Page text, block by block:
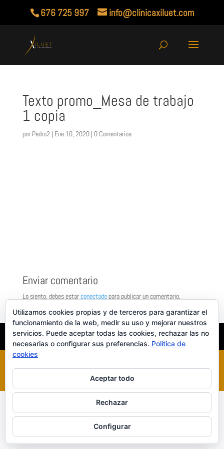
676 725 997 info@clinicaxiluet.com
Texto promo_Mesa de trabajo
1 copia
por Pedro2 | Ene 10, 2020| 0 Comentarios
Enviar comentario
Lo siento, debes estarconectadopara publicar un comentario.
INICIO XILUET MEDICINA ESTÉTICA BELLEZA
Elegant Themes| Desarrollado por
Utilizamos cookies propias y de terceros para garantizar el
funcionamiento de la web, medir su uso y mejorar nuestros
servicios. Puede aceptar todas las cookies, rechazar las no
necesarias o configurar sus preferencias. Política de
cookies
Aceptar todo
Rechazar
Configurar